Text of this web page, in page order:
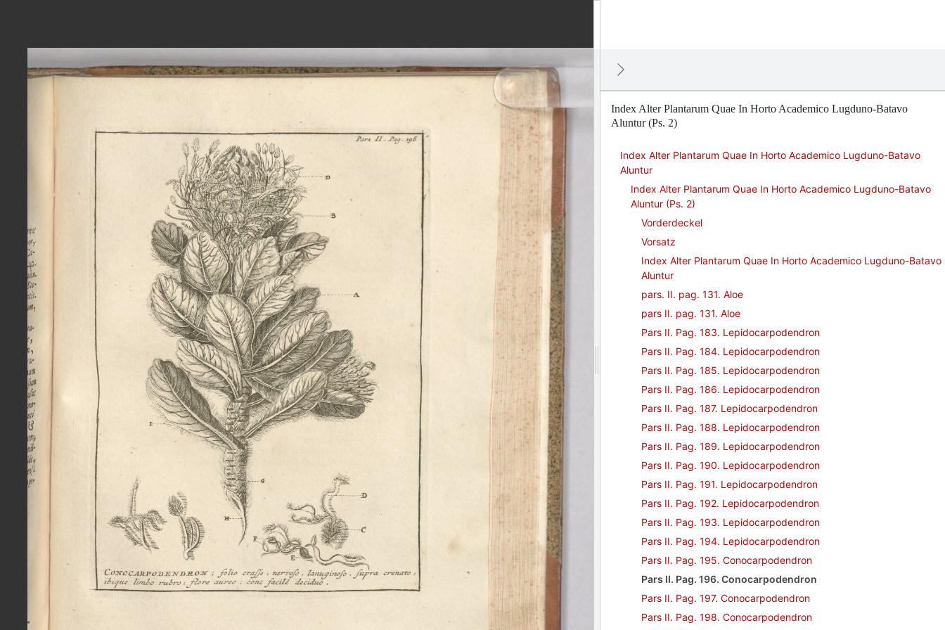
Index Alter Plantarum Quae In Horto Academico Lugduno-Batavo
Aluntur (Ps. 2)
Index Alter Plantarum Quae In Horto Academico Lugduno-Batavo
Aluntur
Index Alter Plantarum Quae In Horto Academico Lugduno-Batavo
Aluntur (Ps. 2)
Vorderdeckel
Vorsatz
Index Alter Plantarum Quae In Horto Academico Lugduno-Batavo
Aluntur
pars. II. pag. 131. Aloe
pars II. pag. 131. Aloe
Pars II. Pag. 183. Lepidocarpodendron
Pars II. Pag. 184. Lepidocarpodendron
Pars II. Pag. 185. Lepidocarpodendron
Pars II. Pag. 186. Lepidocarpodendron
Pars II. Pag. 187. Lepidocarpodendron
Pars II. Pag. 188. Lepidocarpodendron
Pars II. Pag. 189. Lepidocarpodendron
Pars II. Pag. 190. Lepidocarpodendron
Pars II. Pag. 191. Lepidocarpodendron
Pars II. Pag. 192. Lepidocarpodendron
Pars II. Pag. 193. Lepidocarpodendron
Pars II. Pag. 194. Lepidocarpodendron
Pars II. Pag. 195. Conocarpodendron
Pars II. Pag. 196. Conocarpodendron
Pars II. Pag. 197. Conocarpodendron
Pars II. Pag. 198. Conocarpodendron